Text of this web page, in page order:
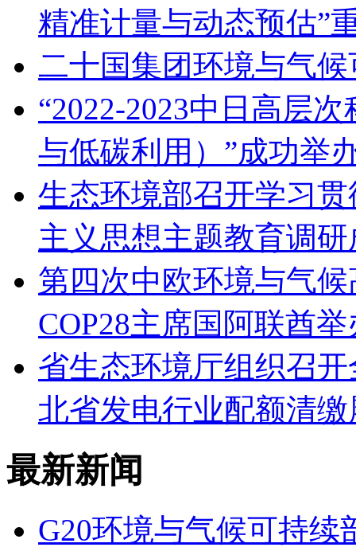
精准计量与动态预估”
二十国集团环境与气
“2022-2023中日高层
与低碳利用）”成功举
生态环境部召开学习
主义思想主题教育调
第四次中欧环境与气
COP28主席国阿联酋
省生态环境厅组织召
北省发电行业配额清
最新新闻
G20环境与气候可持续